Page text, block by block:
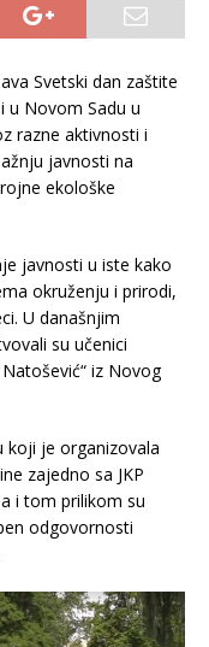
Svetski dan zaštite
u Novom Sadu u
razne aktivnosti i
javnosti na
ekološke
javnosti u iste kako
okruženju i prirodi,
U današnjim
su učenici
iz Novog
koji je organizovala
zajedno sa JKP
i tom prilikom su
odgovornosti